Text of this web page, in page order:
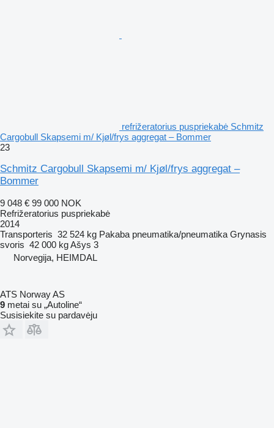
refrižeratorius puspriekabė Schmitz
Cargobull Skapsemi m/ Kjøl/frys aggregat – Bommer
23
Schmitz Cargobull Skapsemi m/ Kjøl/frys aggregat –
Bommer
9 048 € 99 000 NOK
Refrižeratorius puspriekabė
2014
Transporteris 32 524 kg Pakaba pneumatika/pneumatika Grynasis
svoris 42 000 kgAšys 3
Norvegija, HEIMDAL
ATS Norway AS
9 metai su „Autoline“
Susisiekite su pardavėju